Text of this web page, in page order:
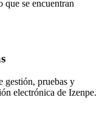
que se encuentran
gestión, pruebas y
electrónica de Izenpe.